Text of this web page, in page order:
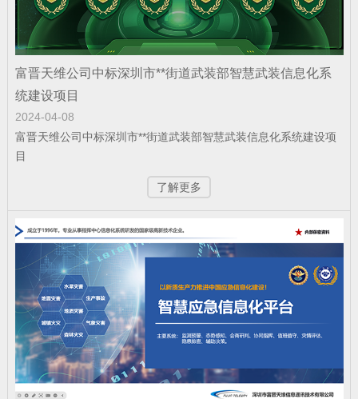
富晋天维公司介绍
公司新闻| 2025-12-15
捷报！富晋天维海军某部军舰演训信息化
平台顺利通过验收
| 2025-12-15
晋天维承建的新疆某…
公司新闻| 2025-12-11
科技赋能强军 屡创中标佳绩——深圳富晋
天维公司连续斩获多项…
富晋天维公司中标深圳市**街道武装部智慧武装信息化系
统建设项目
2024-04-08
富晋天维公司中标深圳市**街道武装部智慧武装信息化系统建设项
目
了解更多